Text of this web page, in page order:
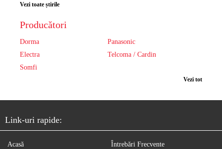
Vezi toate știrile
Producători
Dorma
Panasonic
Electra
Telcoma / Cardin
Somfi
Vezi tot
Link-uri rapide:
Acasă Întrebări Frecvente